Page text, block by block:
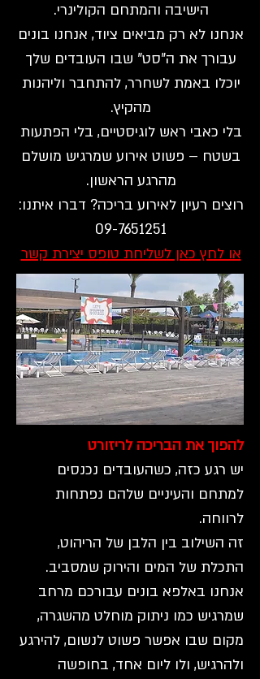
הישיבה והמתחם הקולינרי.
אנחנו לא רק מביאים ציוד, אנחנו בונים
עבורך את ה"סט" שבו העובדים שלך
יוכלו באמת לשחרר, להתחבר וליהנות
מהקיץ.
בלי כאבי ראש לוגיסטיים, בלי הפתעות
בשטח – פשוט אירוע שמרגיש מושלם
מהרגע הראשון.
רוצים רעיון לאירוע בריכה? דברו איתנו:
09-7651251
או לחץ כאן לשליחת טופס יצירת קשר
להפוך את הבריכה לריזורט
יש רגע כזה, כשהעובדים נכנסים
למתחם והעיניים שלהם נפתחות
לרווחה.
זה השילוב בין הלבן של הריהוט,
התכלת של המים והירוק שמסביב.
אנחנו באלפא בונים עבורכם מרחב
שמרגיש כמו ניתוק מוחלט מהשגרה,
מקום שבו אפשר פשוט לנשום, להירגע
ולהרגיש, ולו ליום אחד, בחופשה